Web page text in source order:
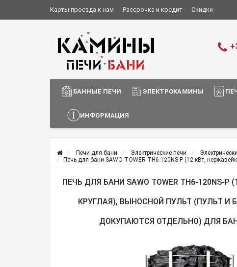
Карты проезда к нам Рассрочка и кредит Скидки
Информация о доставке
БАННЫЕ ПЕЧИ ЭЛЕКТРОКАМИНЫ
ИНФОРМАЦИЯ
Печи для бани Электрические печи
Печь для бани SAWO TOWER TH6-120NS-P (12 кВт,
ПЕЧЬ ДЛЯ БАНИ SAWO TOWER TH6-120NS-
КРУГЛАЯ), ВЫНОСНОЙ ПУЛЬТ (ПУЛЬТ И
ДОКУПАЮТСЯ ОТДЕЛЬНО) ДЛЯ